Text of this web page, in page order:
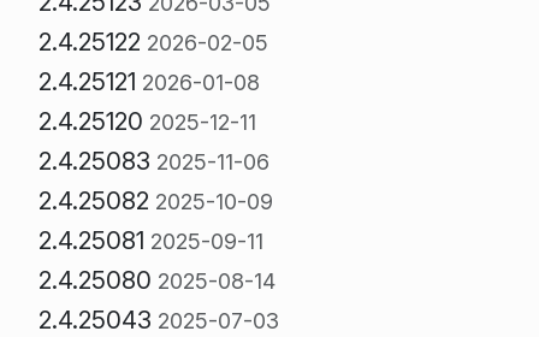
2.4.25122 2026-02-05
2.4.25121 2026-01-08
2.4.25120 2025-12-11
2.4.25083 2025-11-06
2.4.25082 2025-10-09
2.4.25081 2025-09-11
2.4.25080 2025-08-14
2.4.25043 2025-07-03